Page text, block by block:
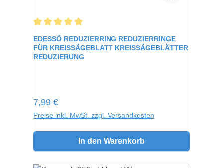
Durchschnittliche Bewertung von 5 von 5 Sternen
EDESSÖ REDUZIERRING REDUZIERRINGE
FÜR KREISSÄGEBLATT KREISSÄGEBLÄTTER
REDUZIERUNG
Regulärer Preis:
7,99 €
Preise inkl. MwSt. zzgl. Versandkosten
In den Warenkorb